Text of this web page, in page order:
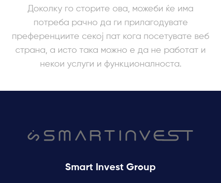
Доколку го сторите ова, можеби ќе има
потреба рачно да ги прилагодувате
преференциите секој пат кога посетувате веб
страна, а исто така можно е да не работат и
некои услуги и функционалноста.
Smart Invest Group